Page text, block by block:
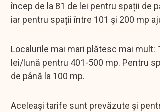
încep de la 81 de lei pentru spații de
iar pentru spații între 101 și 200 mp
Localurile mai mari plătesc mai
lei/lună pentru 401-500 mp. Pentru
de până la 100 mp.
Aceleași tarife sunt prevăzute și